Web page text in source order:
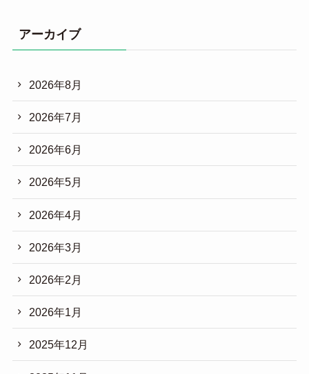
アーカイブ
2026年8月
2026年7月
2026年6月
2026年5月
2026年4月
2026年3月
2026年2月
2026年1月
2025年12月